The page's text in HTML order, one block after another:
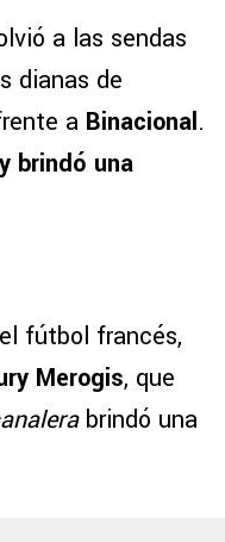
a las sendas
dianas de
a Binacional.
brindó una
fútbol francés,
Merogis, que
brindó una